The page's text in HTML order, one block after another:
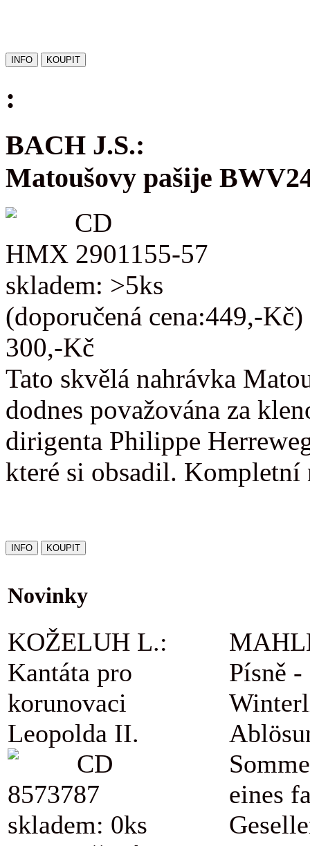
:
BACH J.S.:
Matoušovy pašije
CD
HMX 2901155-57
skladem: >5ks
(doporučená cena:449,-Kč)
300,-Kč
Tato skvělá nahrávka
dodnes považována za
dirigenta Philippe
které si obsadil. Kompletní
Novinky
KOŽELUH L.:
Kantáta pro
korunovaci
Leopolda II.
CD
8573787
skladem: 0ks
Písně
eines